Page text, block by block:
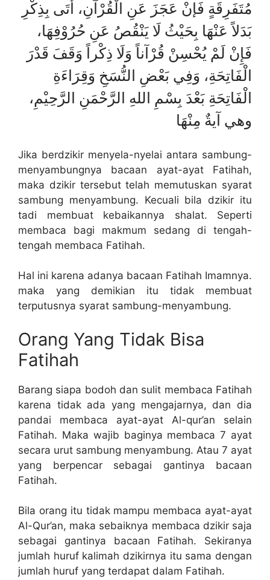
مُتَفَرِقَةٍ فَإنْ عَجَزَ عَنِ الْقُرْآنِ، أتَى بِذِكْرِ
بَدَلاً عَنْهَا بِحَيْثُ لَا يَنْقُصُ عَنِ حُرُوْفِهَا،
فَإِنْ لَمْ يُحْسِنْ قُرْآناً وَلَا ذِكْراً وَقَفَ قَدْرَ
الْفَاتِحَةِ، وَفِي بَعْضِ النُّسَخِ وَقِرَاءَةِ
الْفَاتِحَةِ بَعْدَ بِسْمِ اللهِ الرَّحْمَنِ الرَّحِيْمِ،
وهي آيةٌ مِنْهَا
Jika berdzikir menyela-nyelai antara sambung-
menyambungnya bacaan ayat-ayat Fatihah,
maka dzikir tersebut telah memutuskan syarat
sambung menyambung. Kecuali bila dzikir itu
tadi membuat kebaikannya shalat. Seperti
membaca bagi makmum sedang di tengah-
tengah membaca Fatihah.
Hal ini karena adanya bacaan Fatihah Imamnya.
maka yang demikian itu tidak membuat
terputusnya syarat sambung-menyambung.
Orang Yang Tidak Bisa
Fatihah
Barang siapa bodoh dan sulit membaca Fatihah
karena tidak ada yang mengajarnya, dan dia
pandai membaca ayat-ayat Al-qur’an selain
Fatihah. Maka wajib baginya membaca 7 ayat
secara urut sambung menyambung. Atau 7 ayat
yang berpencar sebagai gantinya bacaan
Fatihah.
Bila orang itu tidak mampu membaca ayat-ayat
Al-Qur’an, maka sebaiknya membaca dzikir saja
sebagai gantinya bacaan Fatihah. Sekiranya
jumlah huruf kalimah dzikirnya itu sama dengan
jumlah huruf yang terdapat dalam Fatihah.